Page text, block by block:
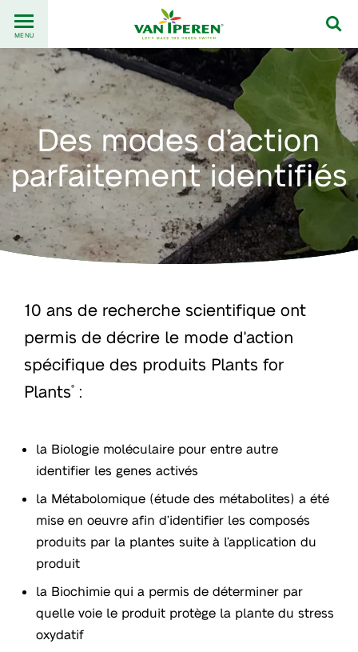
content
Back
to
homepage
MENU
Des modes d’action
parfaitement identifiés
10 ans de recherche scientifique ont
permis de décrire le mode d'action
spécifique des produits Plants for
Plants® :
la Biologie moléculaire pour entre autre
identifier les genes activés
la Métabolomique (étude des métabolites) a été
mise en oeuvre afin d’identifier les composés
produits par la plantes suite à l’application du
produit
la Biochimie qui a permis de déterminer par
quelle voie le produit protège la plante du stress
oxydatif